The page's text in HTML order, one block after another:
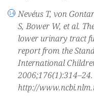
Nevéus T, von
S, Bower W, et al.
lower urinary tract
report from the
International
2006;176(1):314–24.
http://